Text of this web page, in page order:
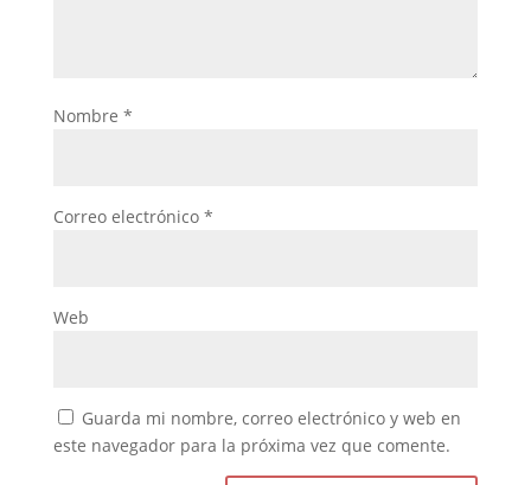
Nombre *
Correo electrónico *
Web
Guarda mi nombre, correo electrónico y web en
este navegador para la próxima vez que comente.